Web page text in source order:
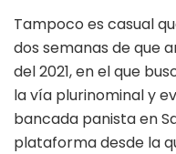
Tampoco es casual
dos semanas de que
del 2021, en el que
la vía plurinominal y
bancada panista en
plataforma desde la